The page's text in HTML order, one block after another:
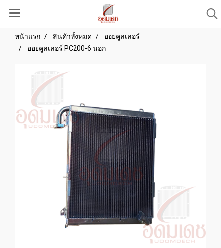
หน้าแรก สินค้าทั้งหมด
ออยคูลเลอร์
ออยคูลเลอร์ PC200-6 นอก